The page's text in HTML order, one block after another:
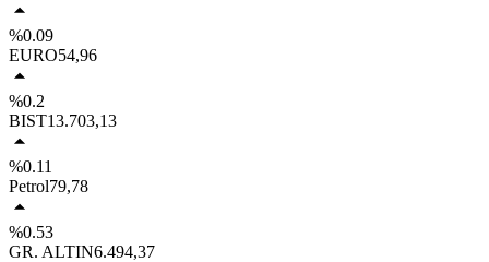
%0.09
EURO54,96
%0.2
BIST13.703,13
%0.11
Petrol79,78
%0.53
GR. ALTIN6.494,37